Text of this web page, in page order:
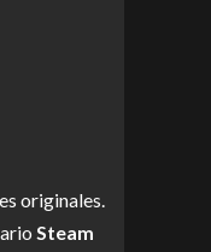
originales.
Steam